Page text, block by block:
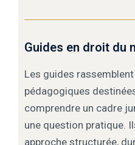
Guides en droit du
Les guides
pédagogiques
comprendre un cadre
une question pratique.
approche structurée,